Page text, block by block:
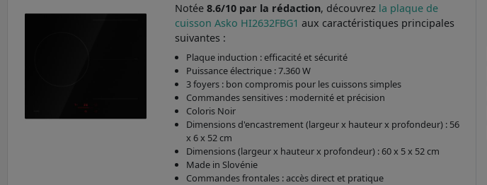
Notée8.6/10 par la rédaction, découvrez la plaque de
cuisson Asko HI2632FBG1aux caractéristiques principales
suivantes :
Plaque induction : efficacité et sécurité
Puissance électrique : 7.360 W
3 foyers : bon compromis pour les cuissons simples
Commandes sensitives : modernité et précision
Coloris Noir
Dimensions d'encastrement (largeur x hauteur x profondeur) : 56
x 6 x 52 cm
Dimensions (largeur x hauteur x profondeur) : 60 x 5 x 52 cm
Made in Slovénie
Commandes frontales : accès direct et pratique